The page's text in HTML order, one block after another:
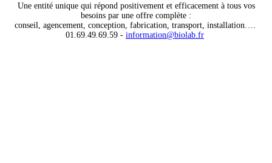
Une entité unique qui répond positivement et efficacement à tous vos
besoins par une offre complète :
conseil, agencement, conception, fabrication, transport, installation….
01.69.49.69.59 - information@biolab.fr